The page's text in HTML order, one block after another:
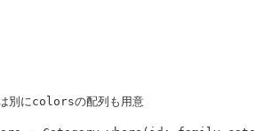
別にcolorsの配列も用意